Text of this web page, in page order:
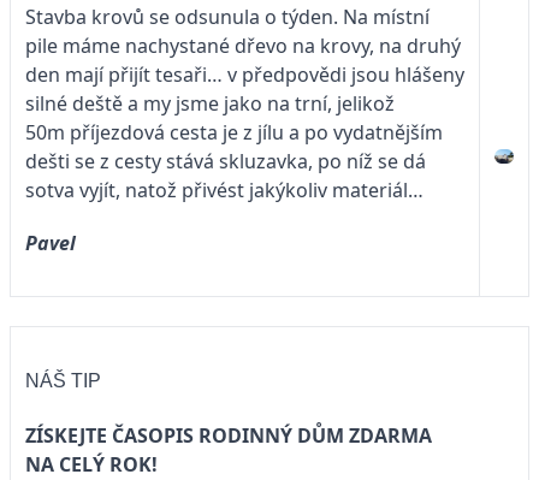
Stavba krovů se odsunula o týden. Na místní
pile máme nachystané dřevo na krovy, na druhý
den mají přijít tesaři… v předpovědi jsou hlášeny
silné deště a my jsme jako na trní, jelikož
50m příjezdová cesta je z jílu a po vydatnějším
dešti se z cesty stává skluzavka, po níž se dá
sotva vyjít, natož přivést jakýkoliv materiál…
Pavel
NÁŠ TIP
ZÍSKEJTE ČASOPIS RODINNÝ DŮM ZDARMA
NA CELÝ ROK!